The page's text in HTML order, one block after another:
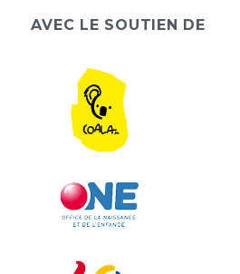
AVEC LE SOUTIEN DE